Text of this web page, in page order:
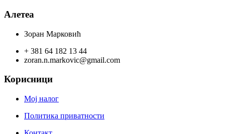
750,00 рсд.
Алетеа
Зоран Марковић
+ 381 64 182 13 44
zoran.n.markovic@gmail.com
Корисници
Мој налог
Политика приватности